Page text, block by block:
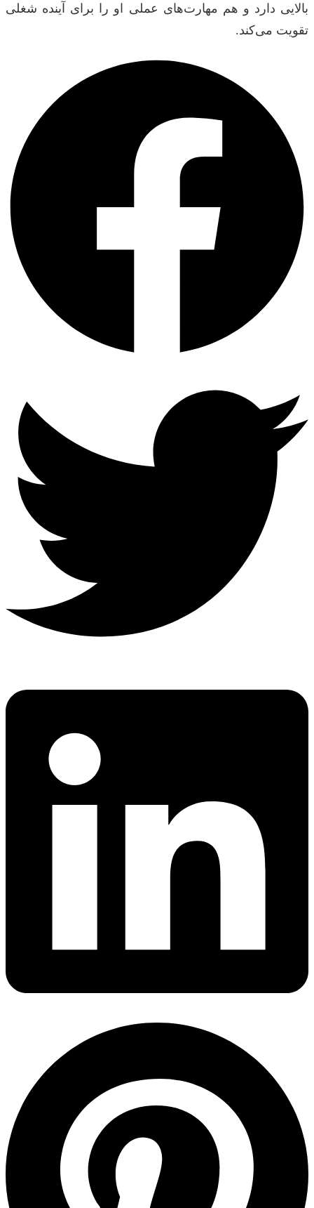
بالایی دارد و هم مهارت‌های عملی او را برای آینده شغلی
تقویت می‌کند.